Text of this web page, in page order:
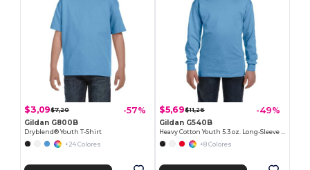
$3,09$7,20 -57%
Gildan G800B
Dryblend® Youth T-Shirt
+24 Colores
$5,69$11,26 -49%
Gildan G540B
Heavy Cotton Youth 5.3 oz. Long-Sleeve T-Shirt
+8 Colores